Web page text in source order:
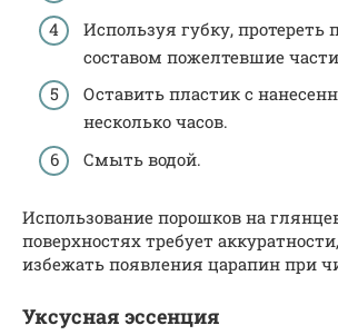
Используя губку,
составом пожелтевшие
Оставить пластик с
несколько часов.
Смыть водой.
Использование порошков на
поверхностях требует
избежать появления царапин при
Уксусная эссенция